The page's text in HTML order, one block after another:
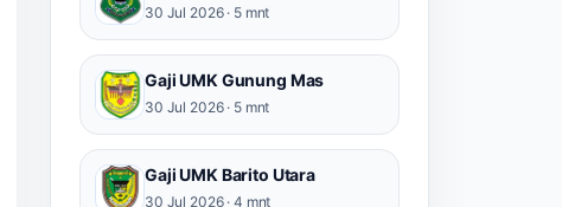
30 Jul 2026 · 5 mnt
Gaji UMK Gunung Mas
30 Jul 2026 · 5 mnt
Gaji UMK Barito Utara
30 Jul 2026 · 4 mnt